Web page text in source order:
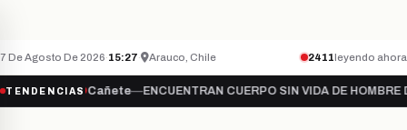
7 De Agosto De 2026·15:27· Arauco, Chile 2411leyendo ahora
TENDENCIAS
●Cañete—ENCUENTRAN CUERPO SIN VIDA DE HOMBRE